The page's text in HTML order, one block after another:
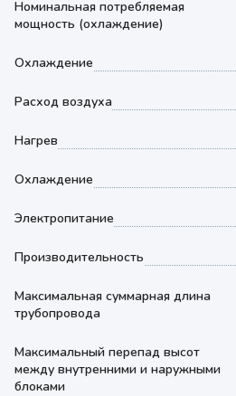
Номинальная потребляемая
мощность (охлаждение)
Охлаждение
Расход воздуха
Нагрев
Охлаждение
Электропитание
Производительность
Максимальная суммарная длина
трубопровода
Максимальный перепад высот
между внутренними и наружными
блоками